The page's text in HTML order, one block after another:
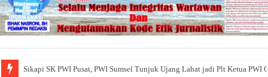
Sikapi SK PWI Pusat, PWI Sumsel Tunjuk Ujang Lahat jadi Plt Ketua PWI